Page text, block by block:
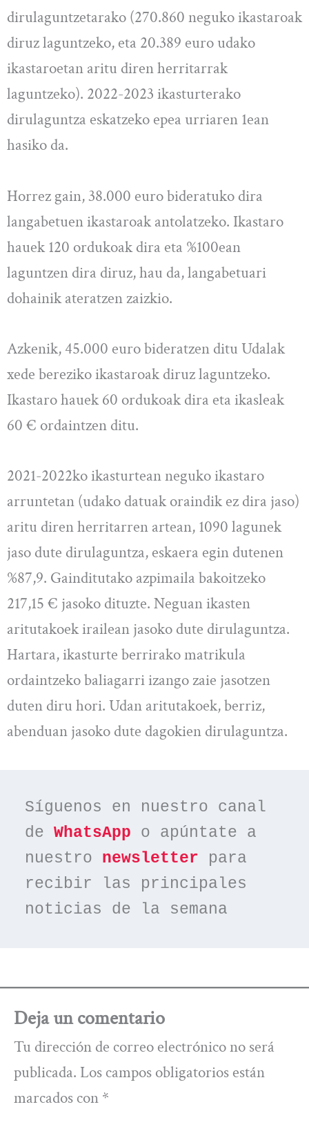
dirulaguntzetarako (270.860 neguko ikastaroak
diruz laguntzeko, eta 20.389 euro udako
ikastaroetan aritu diren herritarrak
laguntzeko). 2022-2023 ikasturterako
dirulaguntza eskatzeko epea urriaren 1ean
hasiko da.
Horrez gain, 38.000 euro bideratuko dira
langabetuen ikastaroak antolatzeko. Ikastaro
hauek 120 ordukoak dira eta %100ean
laguntzen dira diruz, hau da, langabetuari
dohainik ateratzen zaizkio.
Azkenik, 45.000 euro bideratzen ditu Udalak
xede bereziko ikastaroak diruz laguntzeko.
Ikastaro hauek 60 ordukoak dira eta ikasleak
60 € ordaintzen ditu.
2021-2022ko ikasturtean neguko ikastaro
arruntetan (udako datuak oraindik ez dira jaso)
aritu diren herritarren artean, 1090 lagunek
jaso dute dirulaguntza, eskaera egin dutenen
%87,9. Gainditutako azpimaila bakoitzeko
217,15 € jasoko dituzte. Neguan ikasten
aritutakoek irailean jasoko dute dirulaguntza.
Hartara, ikasturte berrirako matrikula
ordaintzeko baliagarri izango zaie jasotzen
duten diru hori. Udan aritutakoek, berriz,
abenduan jasoko dute dagokien dirulaguntza.
Síguenos en nuestro canal
de WhatsApp o apúntate a
nuestro newsletter para
recibir las principales
noticias de la semana
Deja un comentario
Tu dirección de correo electrónico no será
publicada. Los campos obligatorios están
marcados con *